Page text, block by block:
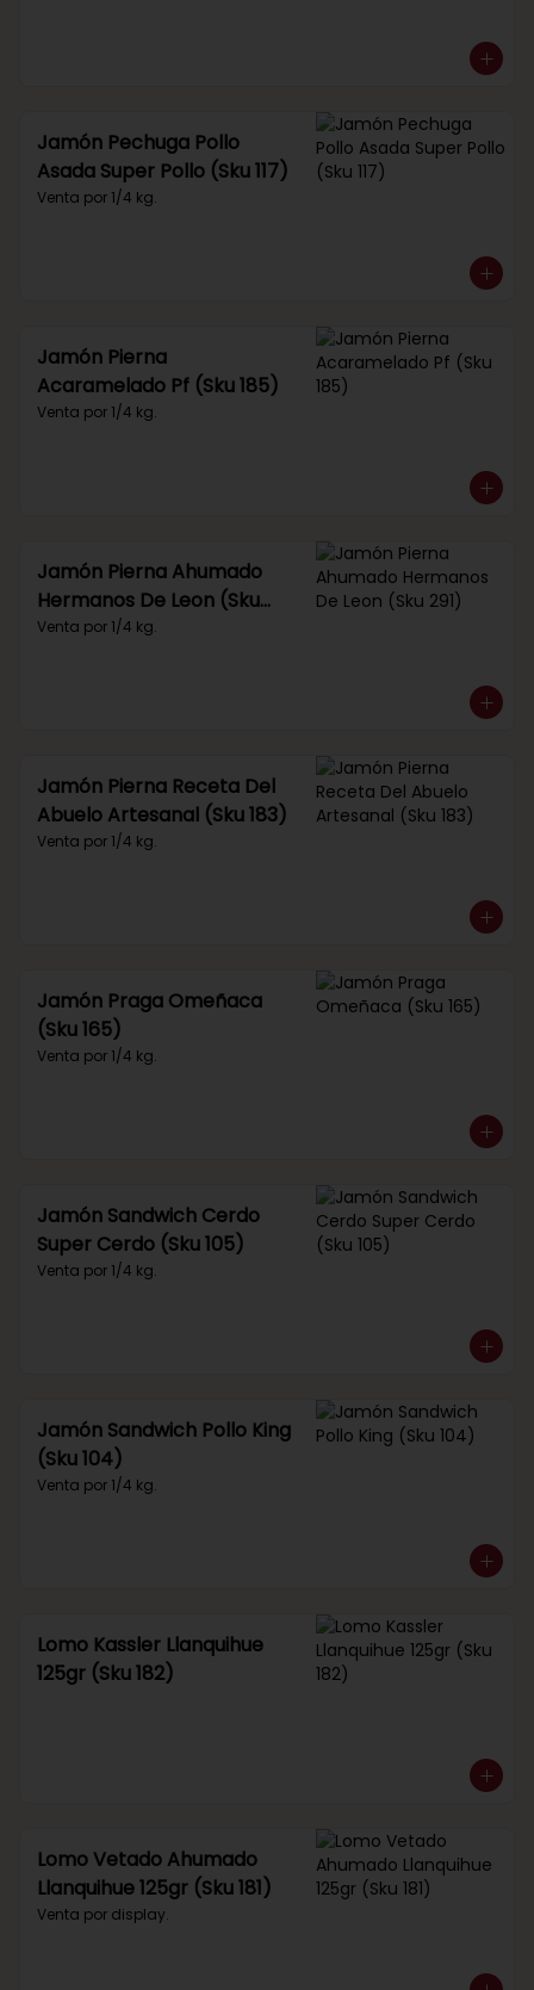
Jamón Pechuga Pollo
Asada Super Pollo (Sku 117)
Venta por 1/4 kg.
Jamón Pierna
Acaramelado Pf (Sku 185)
Venta por 1/4 kg.
Jamón Pierna Ahumado
Hermanos De Leon (Sku
291)
Venta por 1/4 kg.
Jamón Pierna Receta Del
Abuelo Artesanal (Sku 183)
Venta por 1/4 kg.
Jamón Praga Omeñaca
(Sku 165)
Venta por 1/4 kg.
Jamón Sandwich Cerdo
Super Cerdo (Sku 105)
Venta por 1/4 kg.
Jamón Sandwich Pollo King
(Sku 104)
Venta por 1/4 kg.
Lomo Kassler Llanquihue
125gr (Sku 182)
Lomo Vetado Ahumado
Llanquihue 125gr (Sku 181)
Venta por display.